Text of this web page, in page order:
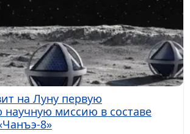
на Луну первую
научную миссию в составе
8»